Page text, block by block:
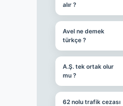
alır ?
Avel ne demek
türkçe ?
A.Ş. tek ortak olur
mu ?
62 nolu trafik cezası